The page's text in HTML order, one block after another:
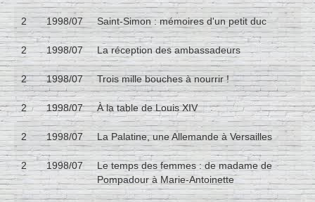
2 1998/07 Saint-Simon : mémoires d'un petit duc
2 1998/07 La réception des ambassadeurs
2 1998/07 Trois mille bouches à nourrir !
2 1998/07 À la table de Louis XIV
2 1998/07 La Palatine, une Allemande à Versailles
2 1998/07
Le temps des femmes : de madame de
Pompadour à Marie-Antoinette